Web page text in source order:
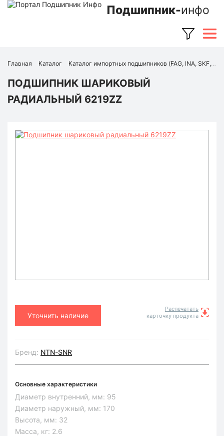
Подшипник-инфо
Главная Каталог Каталог импортных подшипников (FAG, INA, SKF, NSK, Timken и др.)
ПОДШИПНИК ШАРИКОВЫЙ
РАДИАЛЬНЫЙ 6219ZZ
Уточнить наличие
Распечатать
карточку продукта
Бренд: NTN-SNR
Основные характеристики
Диаметр внутренний, мм: 95
Диаметр наружный, мм: 170
Высота, мм: 32
Масса, кг: 2.6